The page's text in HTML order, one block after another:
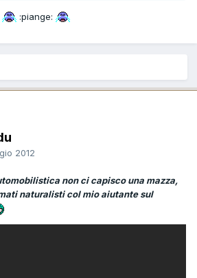
:piange:
2012
non ci capisco una mazza,
naturalisti col mio aiutante sul